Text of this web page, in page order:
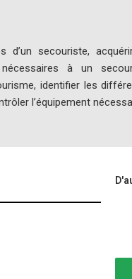
d’un secouriste,
à un
identifier les
l’équipement